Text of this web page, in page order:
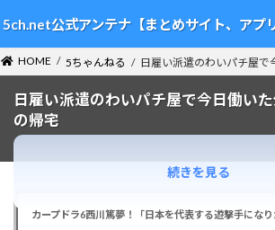
ン
テ
ン
ツ
ビ
ゲ
ー
シ
5ch.net公式アンテナ【まとめサイト、アプ
HOME 5ちゃんねる 日雇い派遣のわいパチ屋
日雇い派遣のわいパチ屋で今日働い
の帰宅
続きを見る